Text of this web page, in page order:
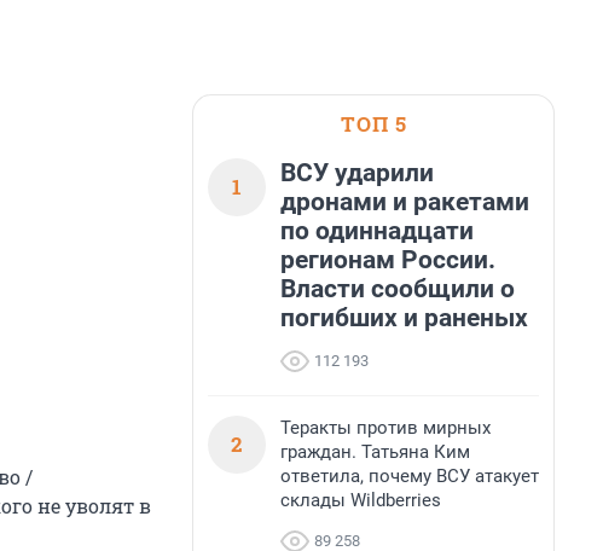
/
не уволят в
ТОП 5
1
ВСУ ударили
дронами и ракетами
по одиннадцати
регионам России.
Власти сообщили о
погибших и раненых
112 193
2
Теракты против мирных
граждан. Татьяна Ким
ответила, почему ВСУ атакует
склады Wildberries
89 258